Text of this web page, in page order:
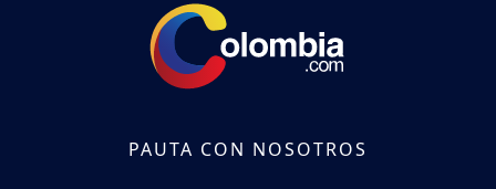
PAUTA CON NOSOTROS